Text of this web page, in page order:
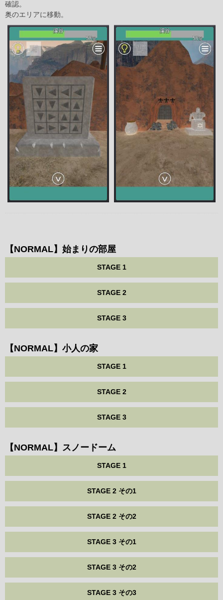
確認。
奥のエリアに移動。
【NORMAL】始まりの部屋
STAGE 1
STAGE 2
STAGE 3
【NORMAL】小人の家
STAGE 1
STAGE 2
STAGE 3
【NORMAL】スノードーム
STAGE 1
STAGE 2 その1
STAGE 2 その2
STAGE 3 その1
STAGE 3 その2
STAGE 3 その3